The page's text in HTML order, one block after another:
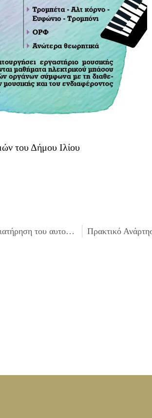
του Δήμου Ιλίου
Ψήφισμα Δημοτικού Συμβουλίου Ιλίου σχετικά με τη διατήρηση του αυτοτελούς Κτηματολογικού Γραφείου στο Ίλιον